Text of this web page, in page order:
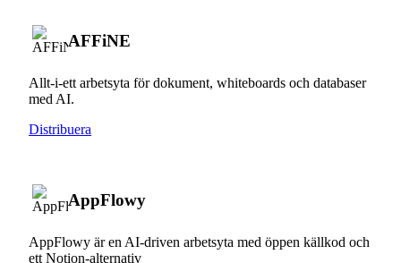
AFFiNE
Allt-i-ett arbetsyta för dokument, whiteboards och databaser
med AI.
Distribuera
AppFlowy
AppFlowy är en AI-driven arbetsyta med öppen källkod och
ett Notion-alternativ